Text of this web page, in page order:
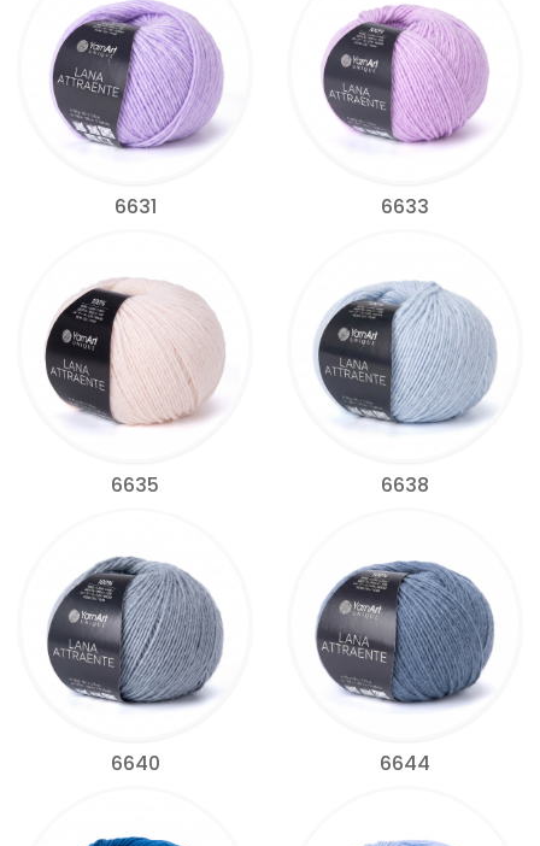
6631 6633
6635 6638
6640 6644